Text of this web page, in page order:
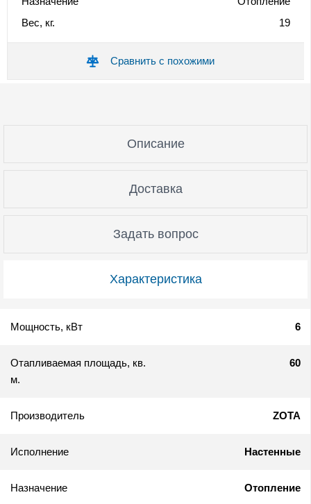
Вес, кг.
19
Сравнить с похожими
Характеристика
Описание
Доставка
Задать вопрос
Мощность, кВт 6
Отапливаемая площадь, кв.
м.
60
Производитель ZOTA
Исполнение Настенные
Назначение Отопление